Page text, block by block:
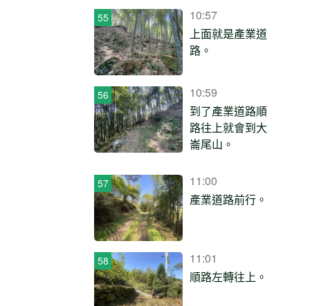
10:57
上面就是產業道
路。
10:59
到了產業道路順
路往上就會到大
崙尾山。
11:00
產業道路前行。
11:01
順路左轉往上。